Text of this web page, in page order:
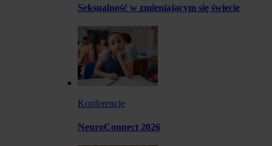
Seksualność w zmieniającym się świecie
Konferencje
NeuroConnect 2026